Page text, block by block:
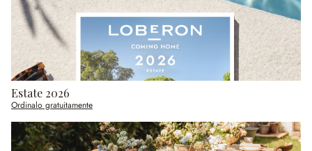
Estate 2026
Ordinalo gratuitamente